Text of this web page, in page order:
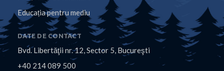
Educația pentru mediu
DATE DE CONTACT
Bvd. Libertăţii nr. 12, Sector 5, Bucureşti
+40 214 089 500